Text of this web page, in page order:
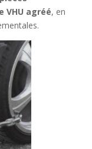
VHU agréé, en